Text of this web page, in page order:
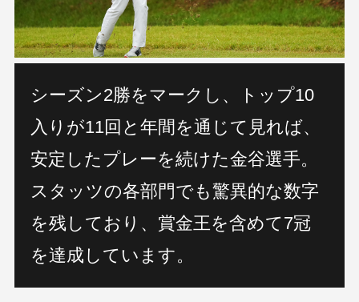
シーズン2勝をマークし、トップ10
入りが11回と年間を通じて見れば、
安定したプレーを続けた金谷選手。
スタッツの各部門でも驚異的な数字
を残しており、賞金王を含めて7冠
を達成しています。